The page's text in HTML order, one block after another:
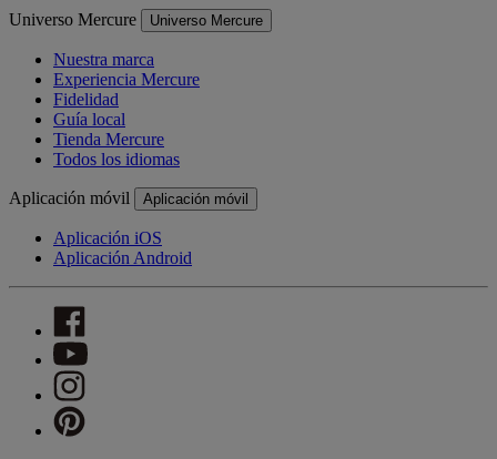
Universo Mercure Universo Mercure
Nuestra marca
Experiencia Mercure
Fidelidad
Guía local
Tienda Mercure
Todos los idiomas
Aplicación móvil Aplicación móvil
Aplicación iOS
Aplicación Android